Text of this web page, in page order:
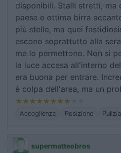
disponibili. Stalli stretti, ma
paese e ottima birra
più stelle, ma quei
escono soprattutto alla
me lo permettono. Non si
la luce accesa all'interno
era buona per entrare.
è colpa dell'area, ma un
Accoglienza Posizione Pulizia
supermatteobros